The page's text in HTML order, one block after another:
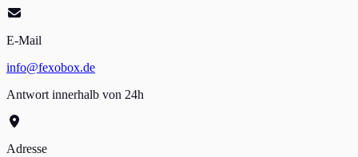
E-Mail
info@fexobox.de
Antwort innerhalb von 24h
Adresse